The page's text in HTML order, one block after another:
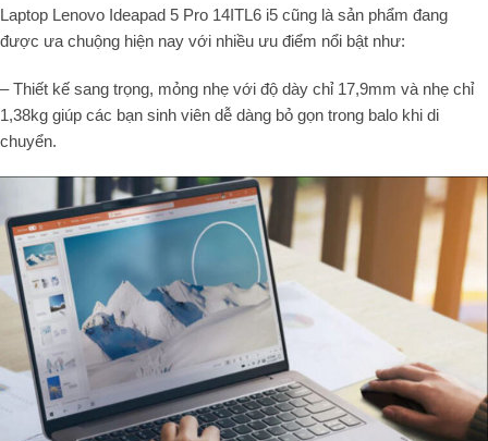
Laptop Lenovo Ideapad 5 Pro 14ITL6 i5 cũng là sản phẩm đang
được ưa chuộng hiện nay với nhiều ưu điểm nổi bật như:
– Thiết kế sang trọng, mỏng nhẹ với độ dày chỉ 17,9mm và nhẹ chỉ
1,38kg giúp các bạn sinh viên dễ dàng bỏ gọn trong balo khi di
chuyển.